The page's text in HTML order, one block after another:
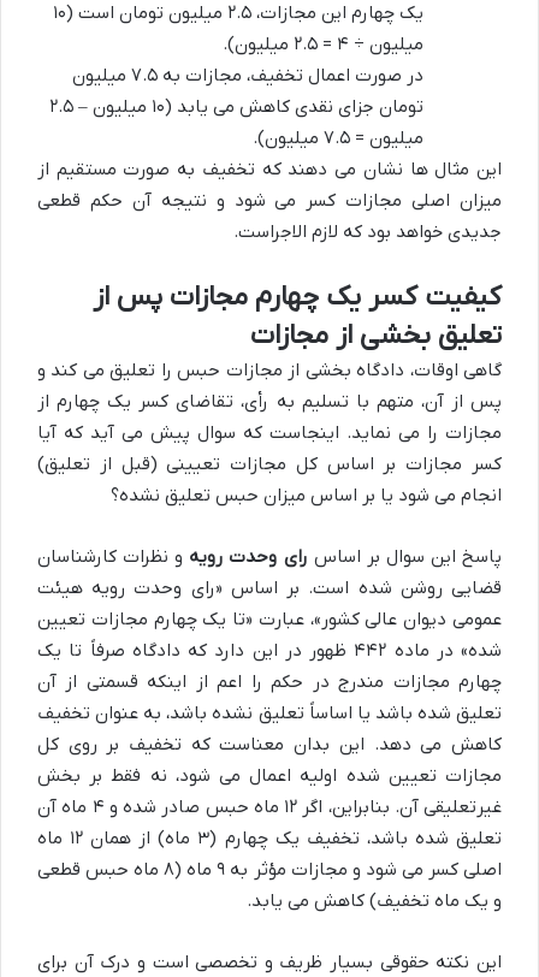
یک چهارم این مجازات، ۲.۵ میلیون تومان است (۱۰
میلیون ÷ ۴ = ۲.۵ میلیون).
در صورت اعمال تخفیف، مجازات به ۷.۵ میلیون
تومان جزای نقدی کاهش می یابد (۱۰ میلیون – ۲.۵
میلیون = ۷.۵ میلیون).
این مثال ها نشان می دهند که تخفیف به صورت مستقیم از
میزان اصلی مجازات کسر می شود و نتیجه آن حکم قطعی
جدیدی خواهد بود که لازم الاجراست.
کیفیت کسر یک چهارم مجازات پس از
تعلیق بخشی از مجازات
گاهی اوقات، دادگاه بخشی از مجازات حبس را تعلیق می کند و
پس از آن، متهم با تسلیم به رأی، تقاضای کسر یک چهارم از
مجازات را می نماید. اینجاست که سوال پیش می آید که آیا
کسر مجازات بر اساس کل مجازات تعیینی (قبل از تعلیق)
انجام می شود یا بر اساس میزان حبس تعلیق نشده؟
پاسخ این سوال بر اساس رای وحدت رویه و نظرات کارشناسان
قضایی روشن شده است. بر اساس «رای وحدت رویه هیئت
عمومی دیوان عالی کشور»، عبارت «تا یک چهارم مجازات تعیین
شده» در ماده ۴۴۲ ظهور در این دارد که دادگاه صرفاً تا یک
چهارم مجازات مندرج در حکم را اعم از اینکه قسمتی از آن
تعلیق شده باشد یا اساساً تعلیق نشده باشد، به عنوان تخفیف
کاهش می دهد. این بدان معناست که تخفیف بر روی کل
مجازات تعیین شده اولیه اعمال می شود، نه فقط بر بخش
غیرتعلیقی آن. بنابراین، اگر ۱۲ ماه حبس صادر شده و ۴ ماه آن
تعلیق شده باشد، تخفیف یک چهارم (۳ ماه) از همان ۱۲ ماه
اصلی کسر می شود و مجازات مؤثر به ۹ ماه (۸ ماه حبس قطعی
و یک ماه تخفیف) کاهش می یابد.
این نکته حقوقی بسیار ظریف و تخصصی است و درک آن برای